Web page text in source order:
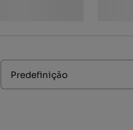
Predefinição